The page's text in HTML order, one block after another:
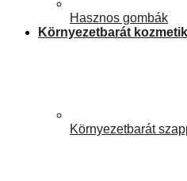
Hasznos gombák
Környezetbarát
Környezetbarát